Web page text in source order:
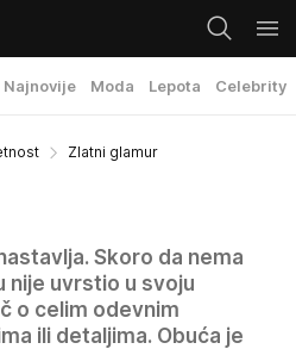
Najnovije Moda Lepota Celebrity
Zlatni glamur
Skoro da nema
nije uvrstio u svoju
o celim odevnim
ili detaljima. Obuća je